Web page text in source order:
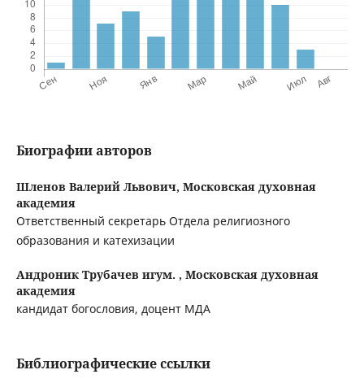
Биографии авторов
Шленов Валерий Львович, Московская духовная
академия
Ответственный секретарь Отдела религиозного
образования и катехизации
Андроник Трубачев игум. , Московская духовная
академия
кандидат богословия, доцент МДА
Библиографические ссылки